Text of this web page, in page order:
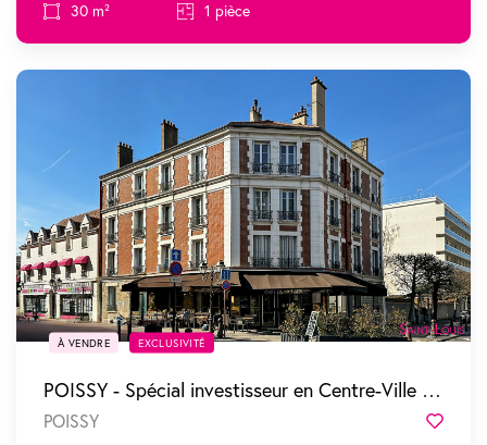
30 m² 1 pièce
À VENDRE EXCLUSIVITÉ
POISSY - Spécial investisseur en Centre-Ville - 2 pièces vendu loué
POISSY